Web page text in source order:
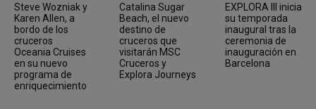
Steve Wozniak y
Karen Allen, a
bordo de los
cruceros
Oceania Cruises
en su nuevo
programa de
enriquecimiento
Catalina Sugar
Beach, el nuevo
destino de
cruceros que
visitarán MSC
Cruceros y
Explora Journeys
EXPLORA III inicia
su temporada
inaugural tras la
ceremonia de
inauguración en
Barcelona